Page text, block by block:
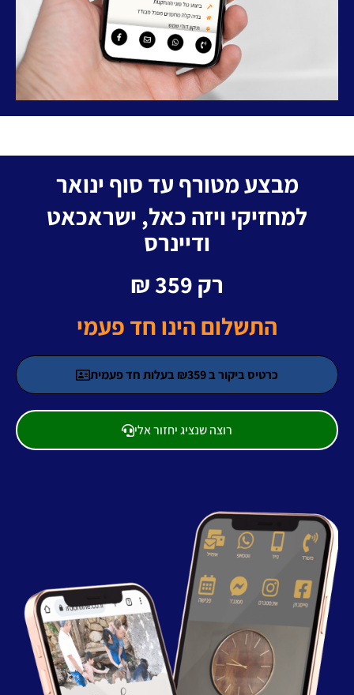
מבצע מטורף עד סוף ינואר
למחזיקי ויזה כאל, ישראכאט
ודיינרס
רק 359 ₪
התשלום הינו חד פעמי
כרטיס ביקור ב ₪359 בעלות חד פעמית
רוצה שנציג יחזור אלי